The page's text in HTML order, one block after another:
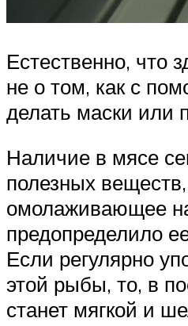
Естественно, что
не о том, как с
делать маски или
Наличие в мясе
полезных
омолаживающее
предопределило
Если регулярно
этой рыбы, то, в
станет мягкой и